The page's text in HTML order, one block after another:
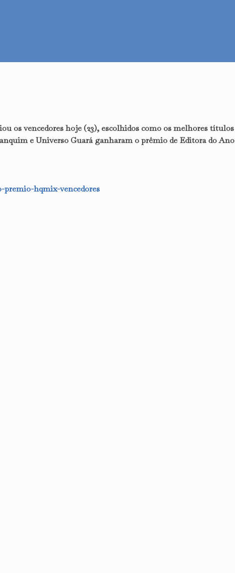
os vencedores hoje (23), escolhidos como os melhores títulos
e Universo Guará ganharam o prêmio de Editora do Ano
premio-hqmix-vencedores